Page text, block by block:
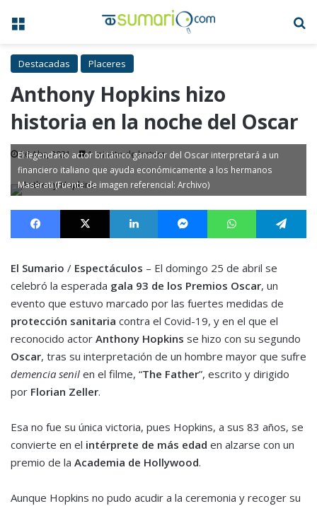
Menú
Destacadas Placeres
Anthony Hopkins hizo
historia en la noche del Oscar
26 Abr, 2021 1 minuto de lectura
El legendario actor británico ganador del Oscar interpretará a un
financiero italiano que ayuda económicamente a los hermanos
Maserati (Fuente de imagen referencial: Archivo)
Facebook X LinkedIn MessengerWhatsApp
El Sumario / Espectáculos – El domingo 25 de abril se
celebró la esperada gala 93 de los Premios Oscar, un
evento que estuvo marcado por las fuertes medidas de
protección sanitaria contra el Covid-19, y en el que el
reconocido actor Anthony Hopkins se hizo con su segundo
Oscar, tras su interpretación de un hombre mayor que sufre
demencia senil en el filme, “The Father”, escrito y dirigido
por Florian Zeller.
Esa no fue su única victoria, pues Hopkins, a sus 83 años, se
convierte en el intérprete de más edad en alzarse con un
premio de la Academia de Hollywood.
Aunque Hopkins no pudo acudir a la ceremonia y recoger su